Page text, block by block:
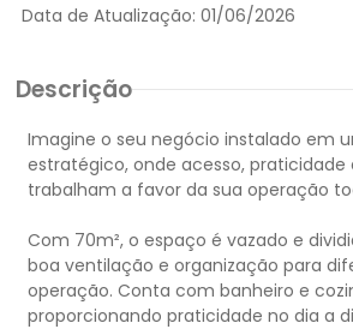
Data de Atualização: 01/06/2026
Descrição
Imagine o seu negócio instalado em
estratégico, onde acesso, praticidade
trabalham a favor da sua operação
Com 70m², o espaço é vazado e
boa ventilação e organização para
operação. Conta com banheiro e
proporcionando praticidade no dia a